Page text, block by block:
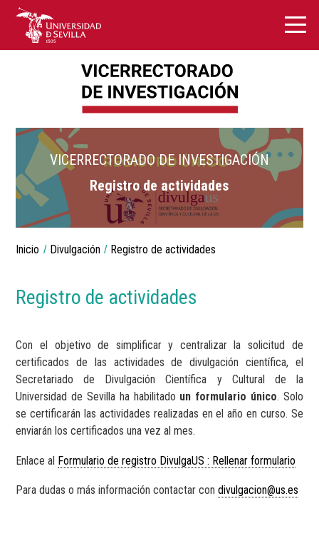
VICERRECTORADO DE INVESTIGACIÓN
Registro de actividades
Breadcrumbs
You
Inicio Divulgación Registro de actividades
Registro de actividades
Con el objetivo de simplificar y centralizar la solicitud de
certificados de las actividades de divulgación científica, el
Secretariado de Divulgación Científica y Cultural de la
Universidad de Sevilla ha habilitado un formulario único. Solo
se certificarán las actividades realizadas en el año en curso. Se
enviarán los certificados una vez al mes.
Enlace al Formulario de registro DivulgaUS : Rellenar formulario
Para dudas o más información contactar condivulgacion@us.es